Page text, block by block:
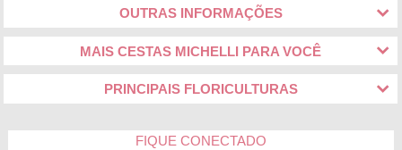
OUTRAS INFORMAÇÕES
MAIS CESTAS MICHELLI PARA VOCÊ
PRINCIPAIS FLORICULTURAS
FIQUE CONECTADO